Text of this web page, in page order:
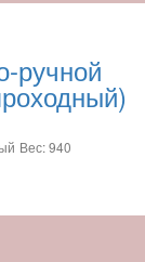
ручной
Вес: 940